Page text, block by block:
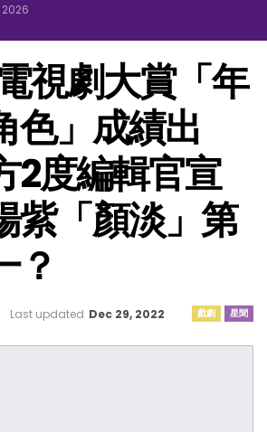
視劇大賞「年
色」成績出
2度編輯官宣
紫「顏淡」第
？
戲劇 星聞
Last updated Dec 29, 2022